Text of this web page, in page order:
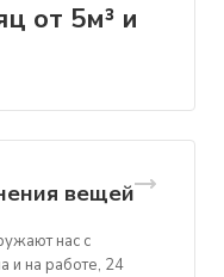
от 5м³ и
вещей
нас с
и на работе, 24